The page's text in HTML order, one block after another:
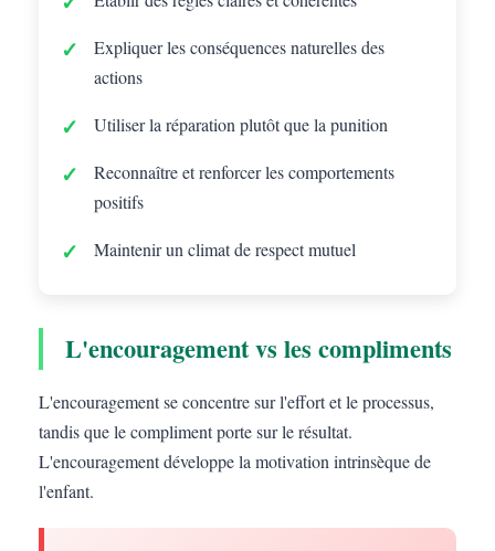
Expliquer les conséquences naturelles des
actions
Utiliser la réparation plutôt que la punition
Reconnaître et renforcer les comportements
positifs
Maintenir un climat de respect mutuel
L'encouragement vs les compliments
L'encouragement se concentre sur l'effort et le processus,
tandis que le compliment porte sur le résultat.
L'encouragement développe la motivation intrinsèque de
l'enfant.